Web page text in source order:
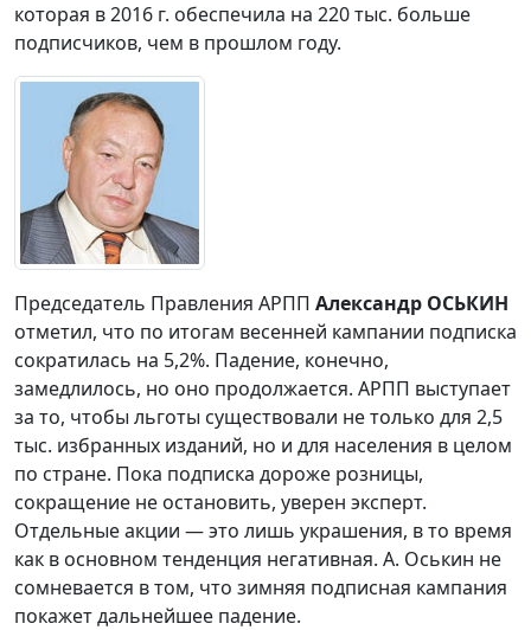
которая в 2016 г. обеспечила на 220 тыс. больше
подписчиков, чем в прошлом году.
Председатель Правления АРПП Александр ОСЬКИН
отметил, что по итогам весенней кампании подписка
сократилась на 5,2%. Падение, конечно,
замедлилось, но оно продолжается. АРПП выступает
за то, чтобы льготы существовали не только для 2,5
тыс. избранных изданий, но и для населения в целом
по стране. Пока подписка дороже розницы,
сокращение не остановить, уверен эксперт.
Отдельные акции — это лишь украшения, в то время
как в основном тенденция негативная. А. Оськин не
сомневается в том, что зимняя подписная кампания
покажет дальнейшее падение.